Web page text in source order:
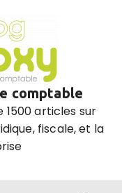
comptable
1500 articles sur
fiscale, et la